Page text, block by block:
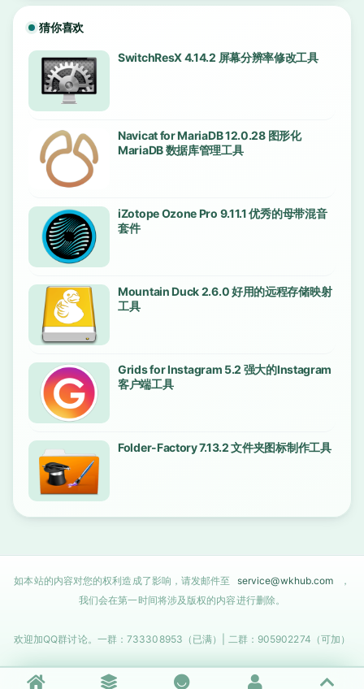
猜你喜欢
SwitchResX 4.14.2 屏幕分辨率修改工具
Navicat for MariaDB 12.0.28 图形化
MariaDB 数据库管理工具
iZotope Ozone Pro 9.11.1 优秀的母带混音
套件
Mountain Duck 2.6.0 好用的远程存储映射
工具
Grids for Instagram 5.2 强大的Instagram
客户端工具
Folder-Factory 7.13.2 文件夹图标制作工具
如本站的内容对您的权利造成了影响，请发邮件至 service@wkhub.com
，
我们会在第一时间将涉及版权的内容进行删除。
欢迎加QQ群讨论。一群：733308953（已满）| 二群：905902274（可加）